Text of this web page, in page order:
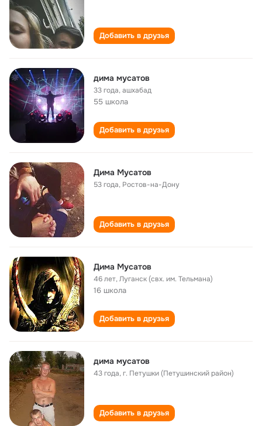
Добавить в друзья
дима мусатов
33 года,ашхабад
55 школа
Добавить в друзья
Дима Мусатов
53 года, Ростов-на-Дону
Добавить в друзья
Дима Мусатов
46 лет,Луганск (свх. им. Тельмана)
16 школа
Добавить в друзья
дима мусатов
43 года,г. Петушки (Петушинский район)
Добавить в друзья